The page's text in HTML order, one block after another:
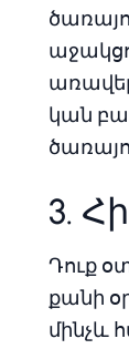
կան
3.
Դուք
քանի
մինչև